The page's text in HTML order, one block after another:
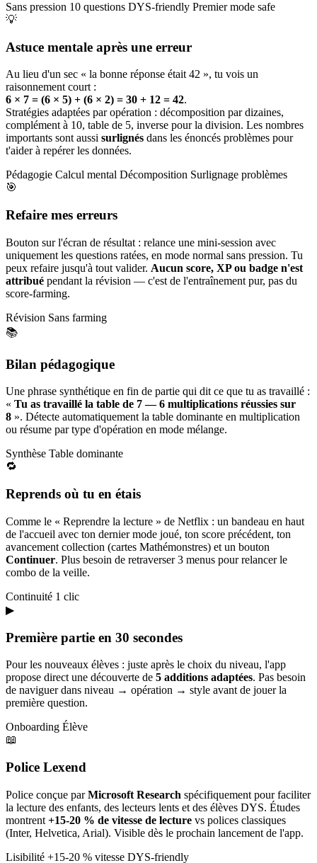
Sans pression 10 questions DYS-friendly Premier mode safe
💡
Astuce mentale après une erreur
Au lieu d'un sec « la bonne réponse était 42 », tu vois un
raisonnement court :
6 × 7 = (6 × 5) + (6 × 2) = 30 + 12 = 42.
Stratégies adaptées par opération : décomposition par dizaines,
complément à 10, table de 5, inverse pour la division. Les nombres
importants sont aussi surlignés dans les énoncés problèmes pour
t'aider à repérer les données.
Pédagogie Calcul mental Décomposition Surlignage problèmes
🎯
Refaire mes erreurs
Bouton sur l'écran de résultat : relance une mini-session avec
uniquement les questions ratées, en mode normal sans pression. Tu
peux refaire jusqu'à tout valider. Aucun score, XP ou badge n'est
attribué pendant la révision — c'est de l'entraînement pur, pas du
score-farming.
Révision Sans farming
📚
Bilan pédagogique
Une phrase synthétique en fin de partie qui dit ce que tu as travaillé :
« Tu as travaillé la table de 7 — 6 multiplications réussies sur
8 ». Détecte automatiquement la table dominante en multiplication
ou résume par type d'opération en mode mélange.
Synthèse Table dominante
🔁
Reprends où tu en étais
Comme le « Reprendre la lecture » de Netflix : un bandeau en haut
de l'accueil avec ton dernier mode joué, ton score précédent, ton
avancement collection (cartes Mathémonstres) et un bouton
Continuer. Plus besoin de retraverser 3 menus pour relancer le
combo de la veille.
Continuité 1 clic
▶
Première partie en 30 secondes
Pour les nouveaux élèves : juste après le choix du niveau, l'app
propose direct une découverte de 5 additions adaptées. Pas besoin
de naviguer dans niveau → opération → style avant de jouer la
première question.
Onboarding Élève
📖
Police Lexend
Police conçue parMicrosoft Research spécifiquement pour faciliter
la lecture des enfants, des lecteurs lents et des élèves DYS. Études
montrent +15-20 % de vitesse de lecture vs polices classiques
(Inter, Helvetica, Arial). Visible dès le prochain lancement de l'app.
Lisibilité +15-20 % vitesse DYS-friendly